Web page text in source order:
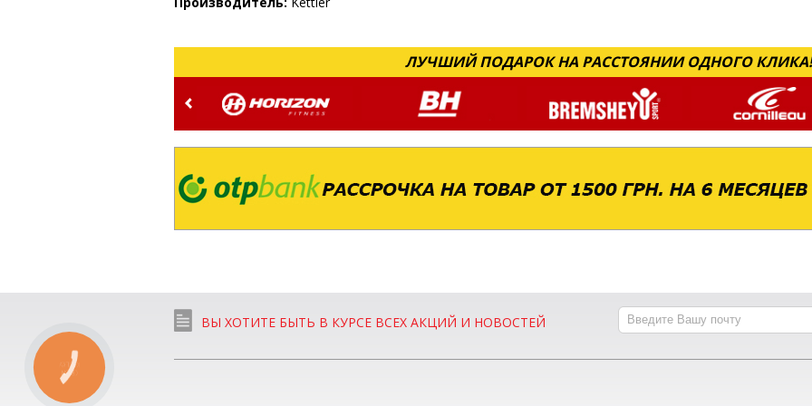
ЛУЧШИЙ ПОДАРОК НА РАССТОЯНИИ ОДНОГО КЛИКА!
ВЫ ХОТИТЕ БЫТЬ В КУРСЕ ВСЕХ АКЦИЙ И НОВОСТЕЙ
КНОПКА
СВЯЗИ